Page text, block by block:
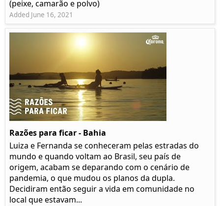
(peixe, camarão e polvo)
Added June 16, 2021
Razões para ficar - Bahia
Luiza e Fernanda se conheceram pelas estradas do
mundo e quando voltam ao Brasil, seu país de
origem, acabam se deparando com o cenário de
pandemia, o que mudou os planos da dupla.
Decidiram então seguir a vida em comunidade no
local que estavam...